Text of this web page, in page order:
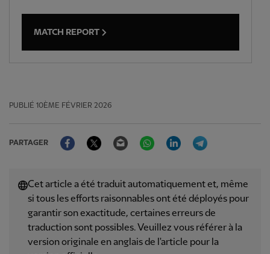
MATCH REPORT
PUBLIÉ 10ÈME FÉVRIER 2026
PARTAGER
FacebookTwitter Email WhatsAppLinkedIn
Cet article a été traduit automatiquement et, même
si tous les efforts raisonnables ont été déployés pour
garantir son exactitude, certaines erreurs de
traduction sont possibles. Veuillez vous référer à la
version originale en anglais de l'article pour la